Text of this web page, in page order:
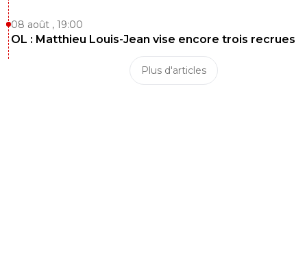
08 août , 19:00
OL : Matthieu Louis-Jean vise encore trois recrues
Plus d'articles